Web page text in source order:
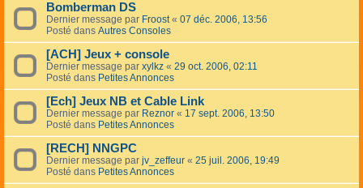
Bomberman DS
Dernier message par Froost« 07 déc. 2006, 13:56
Posté dans Autres Consoles
[ACH] Jeux + console
Dernier message par xylkz « 29 oct. 2006, 02:11
Posté dans Petites Annonces
[Ech] Jeux NB et Cable Link
Dernier message par Reznor « 17 sept. 2006, 13:50
Posté dans Petites Annonces
[RECH] NNGPC
Dernier message par jv_zeffeur « 25 juil. 2006, 19:49
Posté dans Petites Annonces